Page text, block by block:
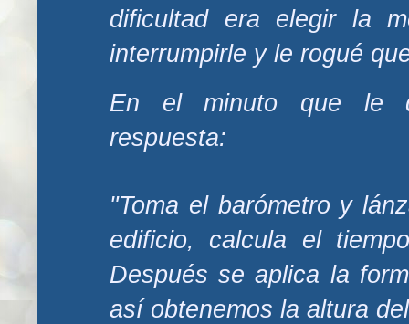
dificultad era elegir la
interrumpirle y le rogué
En el minuto que le
respuesta:
"Toma el barómetro y
edificio, calcula el
Después se aplica la
así obtenemos la altura